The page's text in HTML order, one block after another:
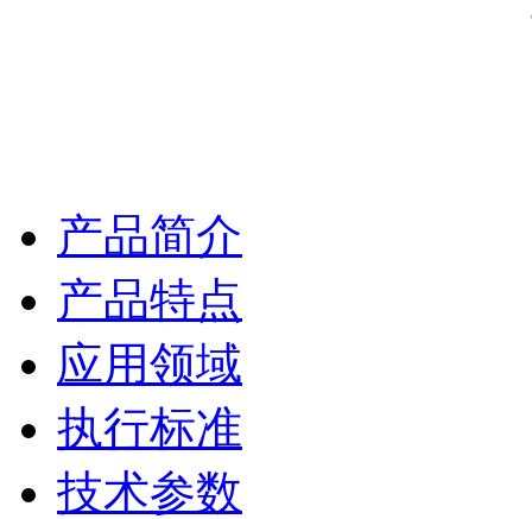
产品简介
产品特点
应用领域
执行标准
技术参数